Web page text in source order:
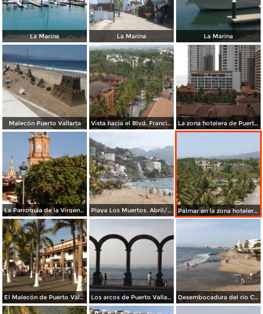
La Marina La Marina La Marina
Malecón Puerto Vallarta Vista hacia el Blvd. Francisco Medina. Abril/2015 La zona hotelera de Puerto Vallarta. Abril/2015
La Parroquia de la Virgen de Guadalupe. Abril/2015 Playa Los Muertos. Abril/2015 Palmar en la zona hotelera. Abril/2015
El Malecón de Puerto Vallarta. Abril/2015 Los arcos de Puerto Vallarta. Abril/2015 Desembocadura del río Cualé en la Bahía de Banderas. Abril/2015